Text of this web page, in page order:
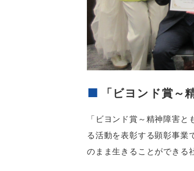
「ビヨンド賞～
「ビヨンド賞～精神障害と
る活動を表彰する顕彰事業
のまま生きることができる